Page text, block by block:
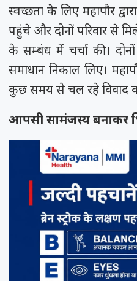
स्वच्छता के लिए महापौर
पहुंचे और दोनों परिवार से
के सम्बंध में चर्चा की।
समाधान निकाल लिए।
कुछ समय से चल रहे विवाद
आपसी सामंजस्य बनाकर